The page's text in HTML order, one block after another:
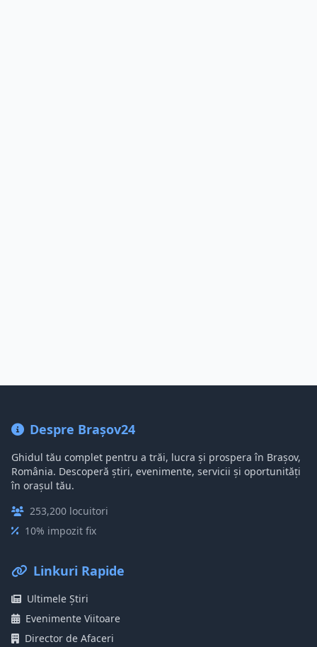
Despre Brașov24
Ghidul tău complet pentru a trăi, lucra și prospera în Brașov,
România. Descoperă știri, evenimente, servicii și oportunități
în orașul tău.
253,200 locuitori
10% impozit fix
Linkuri Rapide
Ultimele Știri
Evenimente Viitoare
Director de Afaceri